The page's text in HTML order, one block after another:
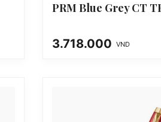
PRM Blue Grey CT
3.718.000 VND